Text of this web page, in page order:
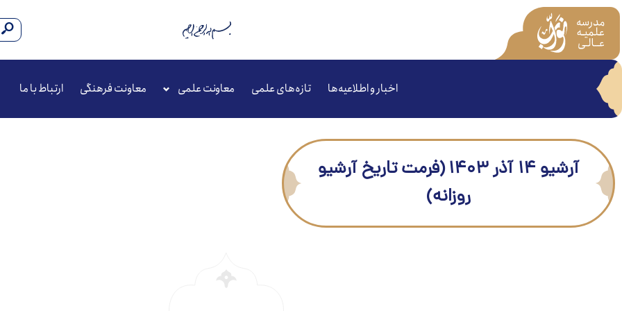
اخبار و اطلاعیه‌ها تازه‌های علمی معاونت علمی معاونت فرهنگی ارتباط با ما
آرشیو ۱۴ آذر ۱۴۰۳ (فرمت تاریخ آرشیو
روزانه)